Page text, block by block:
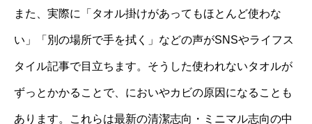
また、実際に「タオル掛けがあってもほとんど使わな
い」「別の場所で手を拭く」などの声がSNSやライフス
タイル記事で目立ちます。そうした使われないタオルが
ずっとかかることで、においやカビの原因になることも
あります。これらは最新の清潔志向・ミニマル志向の中